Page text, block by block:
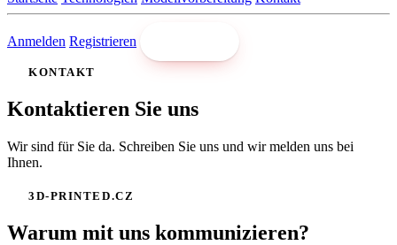
Anmelden Registrieren
KONTAKT
Kontaktieren Sie uns
Wir sind für Sie da. Schreiben Sie uns und wir melden uns bei
Ihnen.
3D-PRINTED.CZ
Warum mit uns kommunizieren?